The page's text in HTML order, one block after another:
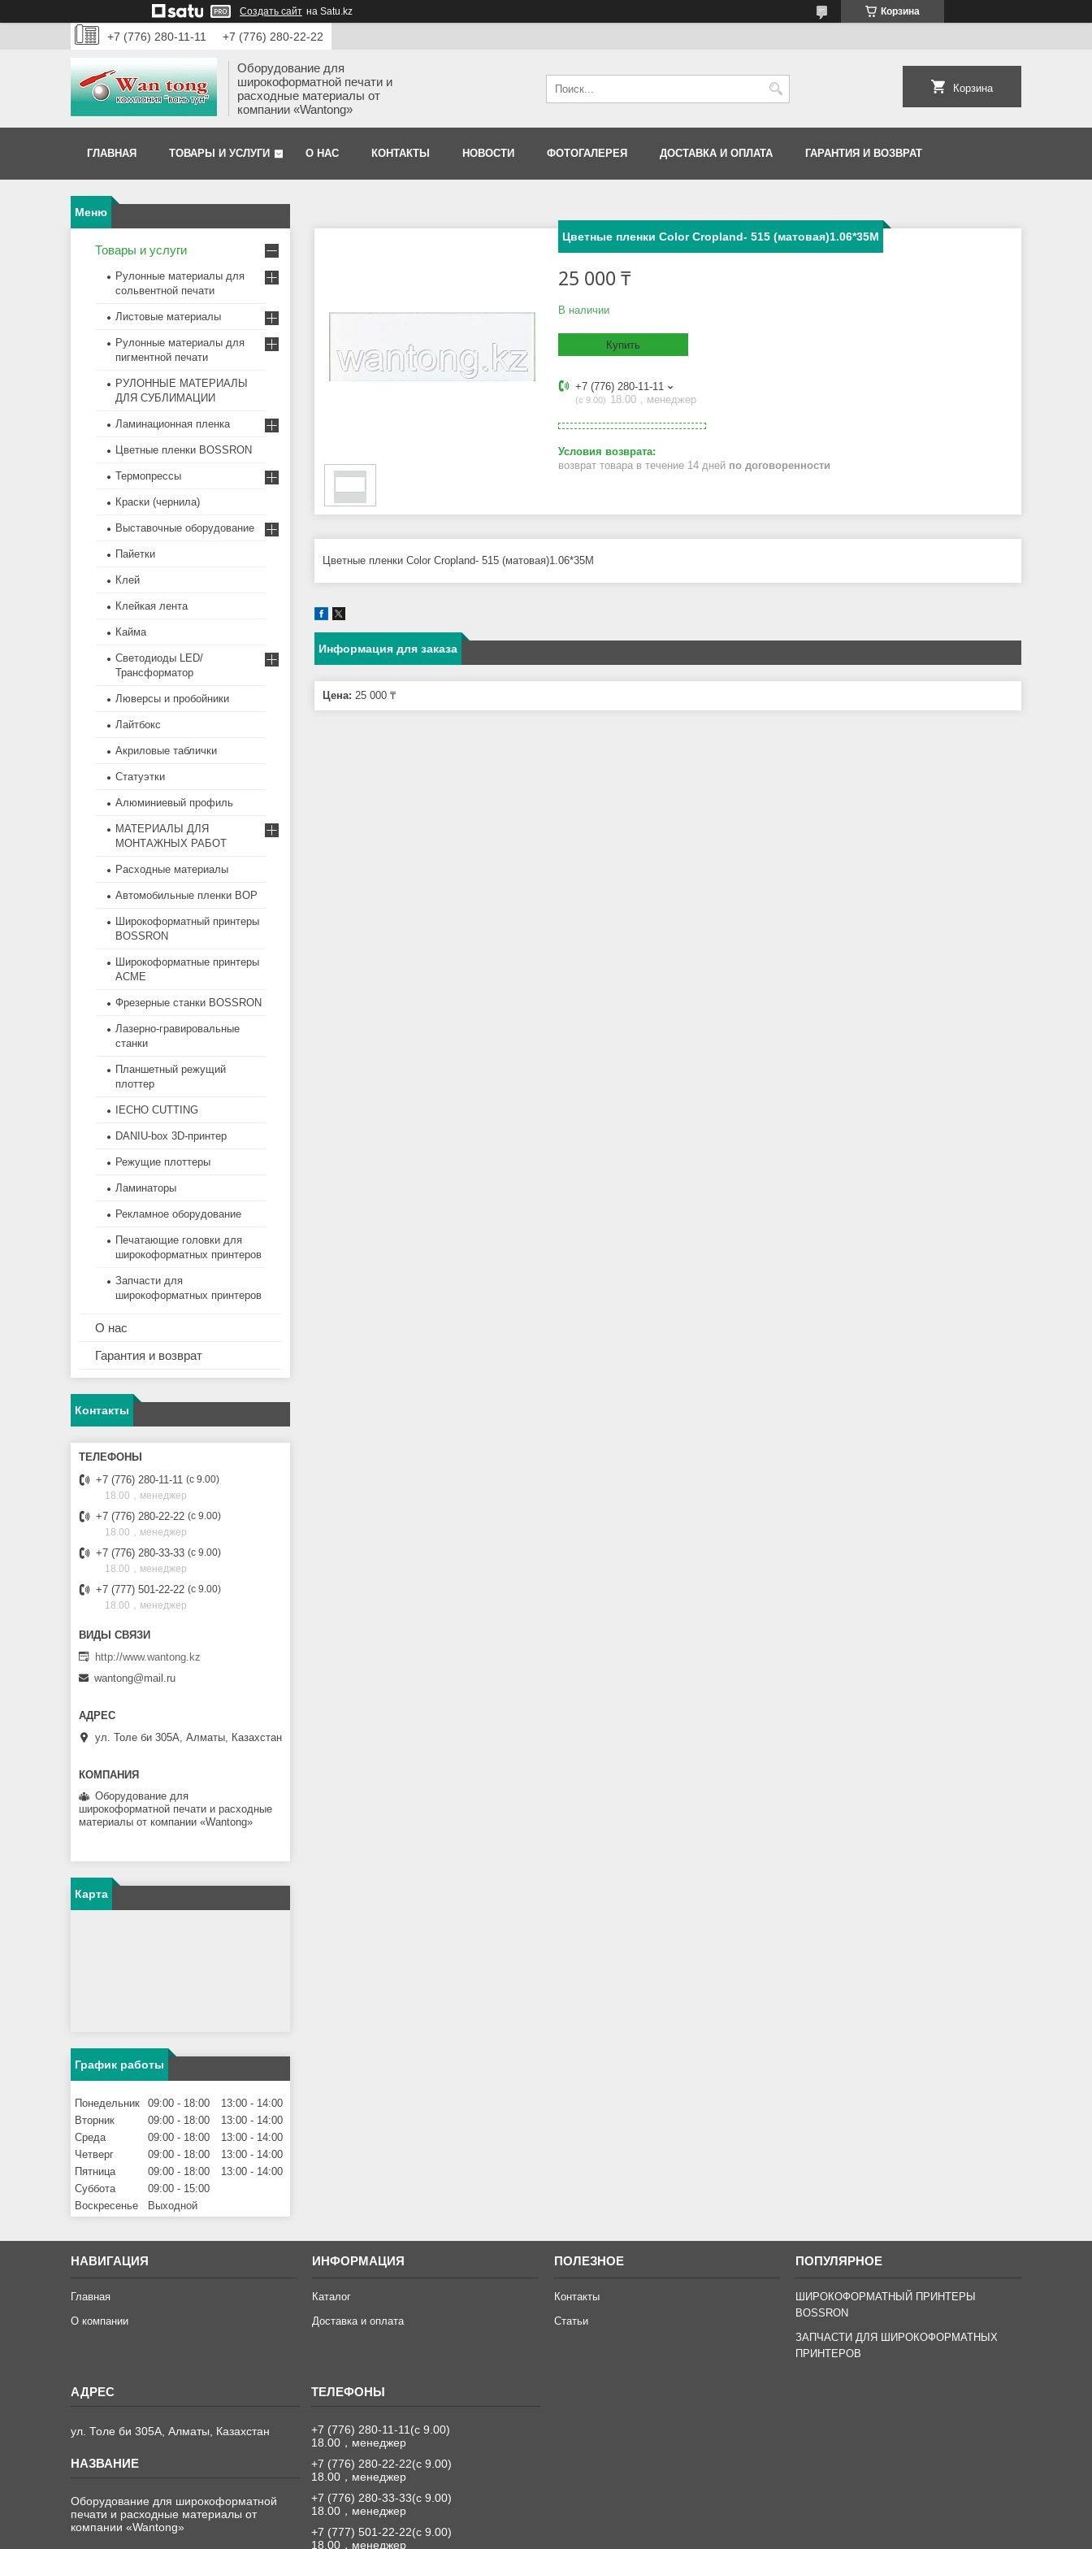
Создать сайт на Satu.kz Корзина
+7 (776) 280-11-11 +7 (776) 280-22-22
Оборудование для
широкоформатной печати и
расходные материалы от
компании «Wantong»
Корзина
ГЛАВНАЯ ТОВАРЫ И УСЛУГИ О НАС КОНТАКТЫ НОВОСТИ ФОТОГАЛЕРЕЯ ДОСТАВКА И ОПЛАТА ГАРАНТИЯ И ВОЗВРАТ
Цветные пленки Color Cropland- 515 (матовая)1.06*35M
25 000 ₸
В наличии
Купить
+7 (776) 280-11-11
с 9.00 18.00，менеджер
возврат товара в течение 14 дней по договоренности
Цветные пленки Color Cropland- 515 (матовая)1.06*35M
Информация для заказа
Цена: 25 000 ₸
Товары и услуги
Рулонные материалы для
сольвентной печати
Листовые материалы
Рулонные материалы для
пигментной печати
РУЛОННЫЕ МАТЕРИАЛЫ
ДЛЯ СУБЛИМАЦИИ
Ламинационная пленка
Цветные пленки BOSSRON
Термопрессы
Краски (чернила)
Выставочные оборудование
Пайетки
Клей
Клейкая лента
Кайма
Светодиоды LED/
Трансформатор
Люверсы и пробойники
Лайтбокс
Акриловые таблички
Статуэтки
Алюминиевый профиль
МАТЕРИАЛЫ ДЛЯ
МОНТАЖНЫХ РАБОТ
Расходные материалы
Автомобильные пленки BOP
Широкоформатный принтеры
BOSSRON
Широкоформатные принтеры
ACME
Фрезерные станки BOSSRON
Лазерно-гравировальные
станки
Планшетный режущий
плоттер
IECHO CUTTING
DANIU-box 3D-принтер
Режущие плоттеры
Ламинаторы
Рекламное оборудование
Печатающие головки для
широкоформатных принтеров
Запчасти для
широкоформатных принтеров
О нас
Гарантия и возврат
Контакты
+7 (776) 280-11-11 с 9.00
18.00，менеджер
+7 (776) 280-22-22 с 9.00
18.00，менеджер
+7 (776) 280-33-33 с 9.00
18.00，менеджер
+7 (777) 501-22-22 с 9.00
18.00，менеджер
http://www.wantong.kz
wantong@mail.ru
ул. Толе би 305А, Алматы, Казахстан
Оборудование для
широкоформатной печати и расходные
материалы от компании «Wantong»
Карта
График работы
Понедельник 09:00 18:00 13:00
14:00
Вторник
09:00 18:00 13:00
14:00
Среда
09:00 18:00 13:00
14:00
Четверг
09:00 18:00 13:00
14:00
Пятница
09:00 18:00 13:00
14:00
Суббота
09:00
15:00
Воскресенье
Выходной
НАВИГАЦИЯ
Главная
О компании
ИНФОРМАЦИЯ
Каталог
Доставка и оплата
ПОЛЕЗНОЕ
Контакты
Статьи
ПОПУЛЯРНОЕ
ШИРОКОФОРМАТНЫЙ ПРИНТЕРЫ
BOSSRON
ЗАПЧАСТИ ДЛЯ ШИРОКОФОРМАТНЫХ
ПРИНТЕРОВ
ул. Толе би 305А, Алматы, Казахстан
Оборудование для широкоформатной
печати и расходные материалы от
компании «Wantong»
+7 (776) 280-11-11 с 9.00
18.00，менеджер
+7 (776) 280-22-22 с 9.00
18.00，менеджер
+7 (776) 280-33-33 с 9.00
18.00，менеджер
+7 (777) 501-22-22 с 9.00
18.00，менеджер